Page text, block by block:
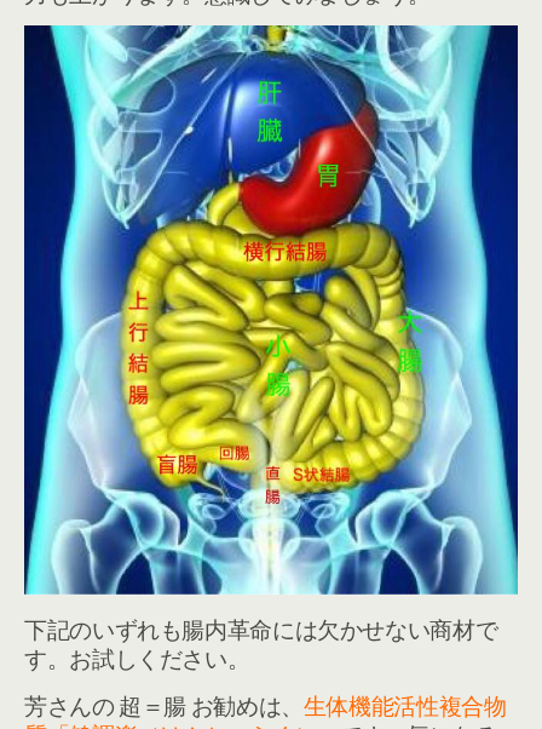
下記のいずれも腸内革命には欠かせない商材で
す。お試しください。
芳さんの 超＝腸 お勧めは、 生体機能活性複合物